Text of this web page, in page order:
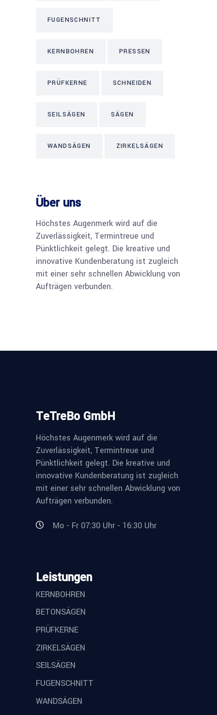
FUGENSCHNITT
KERNBOHREN PRESSEN
PRÜFKERNE SCHNEIDEN
SEILSÄGEN SÄGEN
WANDSÄGEN ZIRKELSÄGEN
Über uns
Höchstes Augenmerk wird auf die
Zuverlässigkeit, Termintreue und
Pünktlichkeit gelegt. Die kreative und
innovative Kundenberatung ist zugleich
mit einer sehr schnellen Abwicklung von
Aufträgen verbunden.
TeTreBo GmbH
Höchstes Augenmerk wird auf die
Zuverlässigkeit, Termintreue und
Pünktlichkeit gelegt. Die kreative und
innovative Kundenberatung ist zugleich
mit einer sehr schnellen Abwicklung von
Aufträgen verbunden.
Mo - Fr 07:30 Uhr - 16:30 Uhr
Leistungen
KERNBOHREN
BETONSÄGEN
PRÜFKERNE
ZIRKELSÄGEN
SEILSÄGEN
FUGENSCHNITT
WANDSÄGEN